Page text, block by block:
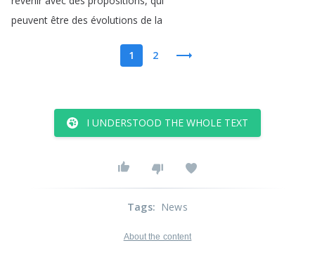
peuvent être des évolutions de la
1 2
I UNDERSTOOD THE WHOLE TEXT
Tags: News
About the content